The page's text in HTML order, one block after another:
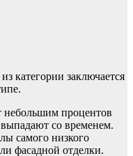
категории заключается
небольшим процентов
со временем.
самого низкого
фасадной отделки.